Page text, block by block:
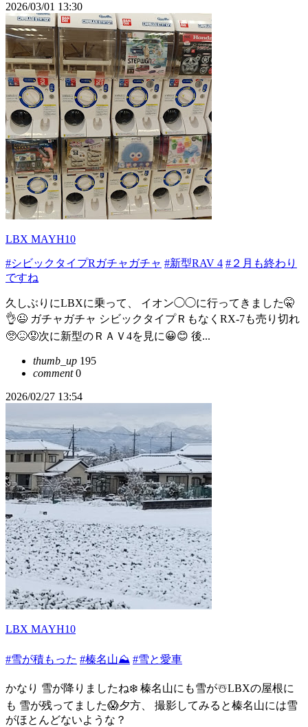
2026/03/01 13:30
LBX MAYH10
#シビックタイプRガチャガチャ #新型RAV 4 #２月も終わり
ですね
久しぶりにLBXに乗って、 イオン◯◯に行ってきました🤫
👌😉 ガチャガチャ シビックタイプＲもなくRX-7も売り切れ
🥺😖😟次に新型のＲＡＶ4を見に😀😊 後...
thumb_up 195
comment0
2026/02/27 13:54
LBX MAYH10
#雪が積もった #榛名山⛰ #雪と愛車
かなり 雪が降りましたね❄️ 榛名山にも雪が☃️LBXの屋根に
も 雪が残ってました😱夕方、 撮影してみると榛名山には雪
がほとんどないような？